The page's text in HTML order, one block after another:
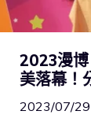
2023漫
美落幕！
2023/07/29